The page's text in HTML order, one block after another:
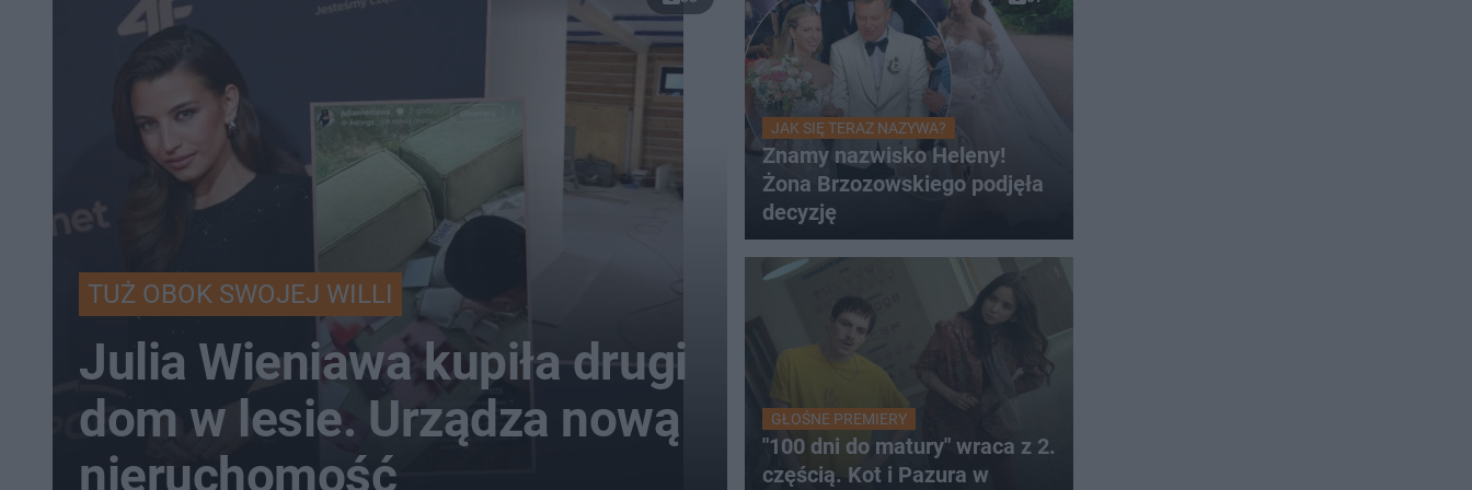
TUŻ OBOK SWOJEJ WILLI
Julia Wieniawa kupiła drugi
dom w lesie. Urządza nową
nieruchomość
JAK SIĘ TERAZ NAZYWA?
Znamy nazwisko Heleny!
Żona Brzozowskiego podjęła
decyzję
GŁOŚNE PREMIERY
"100 dni do matury" wraca z 2.
częścią. Kot i Pazura w